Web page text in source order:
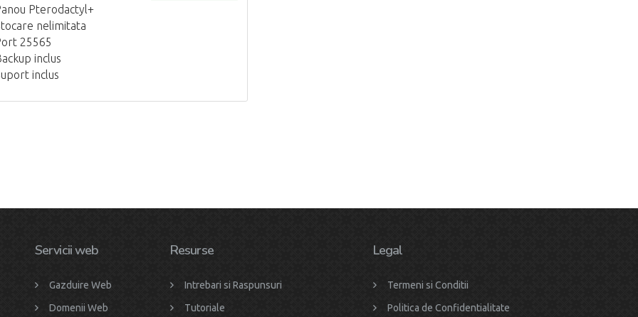
Pterodactyl+
nelimitata
25565
inclus
inclus
Servicii web
Gazduire Web
Domenii Web
Resurse
Intrebari si Raspunsuri
Tutoriale
Legal
Termeni si Conditii
Politica de Confidentialitate